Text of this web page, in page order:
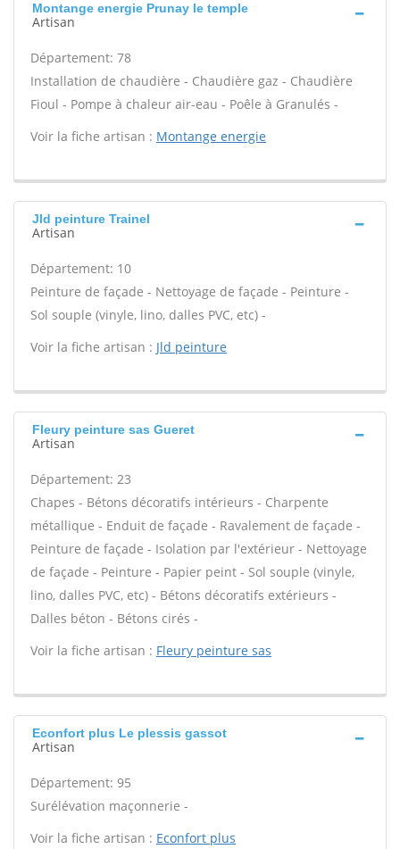
Montange energie Prunay le temple
Artisan
Département: 78
Installation de chaudière - Chaudière gaz - Chaudière
Fioul - Pompe à chaleur air-eau - Poêle à Granulés -
Voir la fiche artisan : Montange energie
Jld peinture Trainel
Artisan
Département: 10
Peinture de façade - Nettoyage de façade - Peinture -
Sol souple (vinyle, lino, dalles PVC, etc) -
Voir la fiche artisan : Jld peinture
Fleury peinture sas Gueret
Artisan
Département: 23
Chapes - Bétons décoratifs intérieurs - Charpente
métallique - Enduit de façade - Ravalement de façade -
Peinture de façade - Isolation par l'extérieur - Nettoyage
de façade - Peinture - Papier peint - Sol souple (vinyle,
lino, dalles PVC, etc) - Bétons décoratifs extérieurs -
Dalles béton - Bétons cirés -
Voir la fiche artisan : Fleury peinture sas
Econfort plus Le plessis gassot
Artisan
Département: 95
Surélévation maçonnerie -
Voir la fiche artisan : Econfort plus